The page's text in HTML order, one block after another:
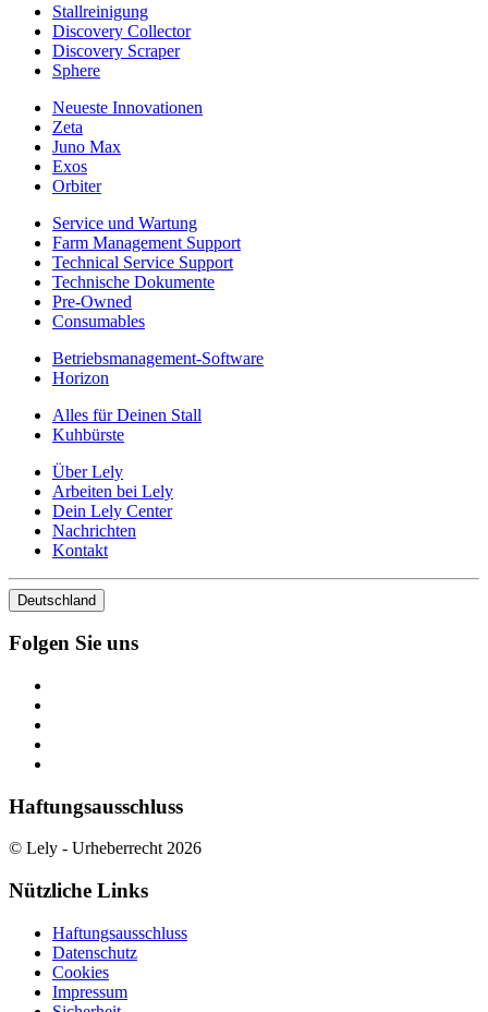
Stallreinigung
Discovery Collector
Discovery Scraper
Sphere
Neueste Innovationen
Zeta
Juno Max
Exos
Orbiter
Service und Wartung
Farm Management Support
Technical Service Support
Technische Dokumente
Pre-Owned
Consumables
Betriebsmanagement-Software
Horizon
Alles für Deinen Stall
Kuhbürste
Über Lely
Arbeiten bei Lely
Dein Lely Center
Nachrichten
Kontakt
Deutschland
Folgen Sie uns
Haftungsausschluss
© Lely - Urheberrecht 2026
Nützliche Links
Haftungsausschluss
Datenschutz
Cookies
Impressum